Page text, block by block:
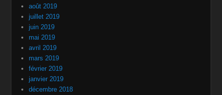
août 2019
juillet 2019
juin 2019
mai 2019
avril 2019
mars 2019
février 2019
janvier 2019
décembre 2018